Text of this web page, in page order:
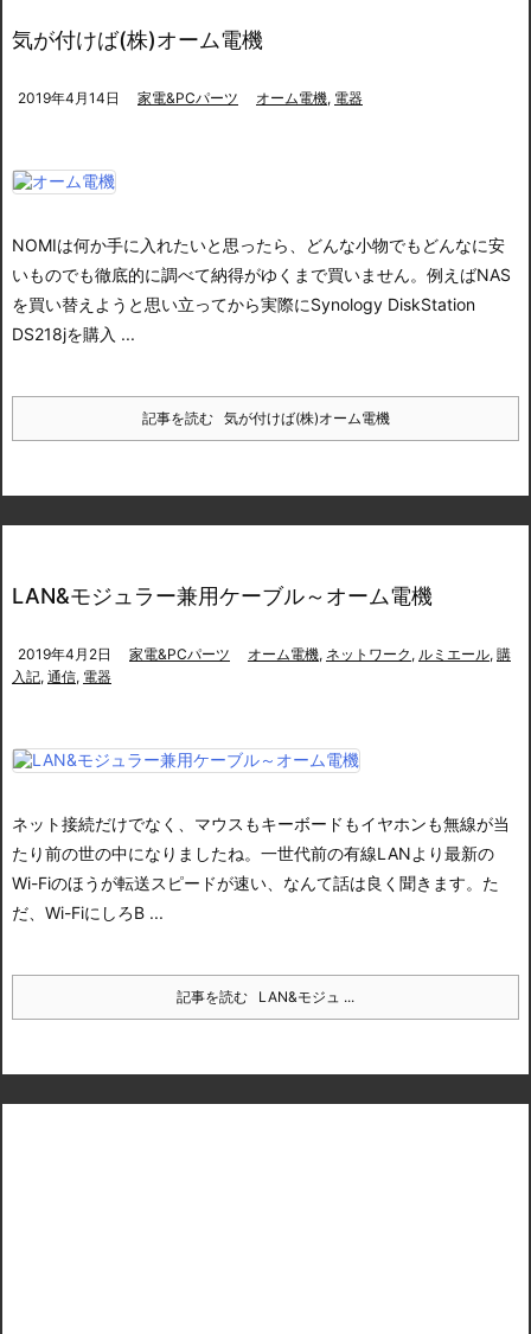
気が付けば(株)オーム電機
2019年4月14日 家電&PCパーツ オーム電機, 電器
NOMIは何か手に入れたいと思ったら、どんな小物でもどんなに安
いものでも徹底的に調べて納得がゆくまで買いません。 例えばNAS
を買い替えようと思い立ってから実際にSynology DiskStation
DS218jを購入 ...
記事を読む 気が付けば(株)オーム電機
LAN&モジュラー兼用ケーブル～オーム電機
2019年4月2日 家電&PCパーツ オーム電機, ネットワーク , ルミエール, 購
入記, 通信, 電器
ネット接続だけでなく、マウスもキーボードもイヤホンも無線が当
たり前の世の中になりましたね。 一世代前の有線LANより最新の
Wi-Fiのほうが転送スピードが速い、なんて話は良く聞きます。 た
だ、Wi-FiにしろB ...
記事を読む LAN&モジュ ...